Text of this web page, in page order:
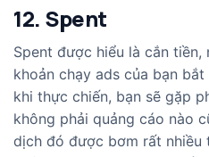
12. Spent
Spent được hiểu là cắn
khoản chạy ads của bạn
khi thực chiến, bạn sẽ gặp
không phải quảng cáo nào
dịch đó được bơm rất nhiều